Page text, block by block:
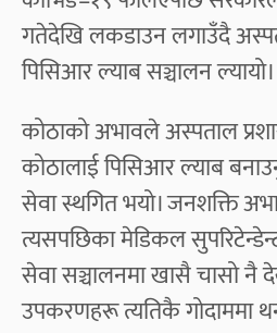
गतेदेखि लकडाउन लगाउँदै
पिसिआर ल्याब सञ्चालन ल्यायो।
कोठाको अभावले अस्पताल
कोठालाई पिसिआर ल्याब
सेवा स्थगित भयो। जनशक्ति
त्यसपछिका मेडिकल
सेवा सञ्चालनमा खासै चासो
उपकरणहरू त्यतिकै गोदाममा